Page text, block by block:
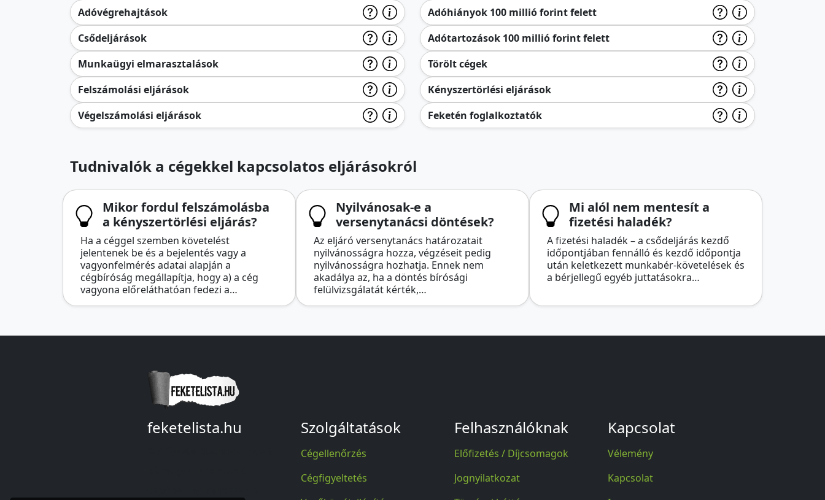
Adóvégrehajtások
Csődeljárások
Munkaügyi elmarasztalások
Felszámolási eljárások
Végelszámolási eljárások
Adóhiányok 100 millió forint felett
Adótartozások 100 millió forint felett
Törölt cégek
Kényszertörlési eljárások
Feketén foglalkoztatók
Tudnivalók a cégekkel kapcsolatos eljárásokról
Mikor fordul felszámolásba
a kényszertörlési eljárás?
Ha a céggel szemben követelést
jelentenek be és a bejelentés vagy a
vagyonfelmérés adatai alapján a
cégbíróság megállapítja, hogy a) a cég
vagyona előreláthatóan fedezi a…
Nyilvánosak-e a
versenytanácsi döntések?
Az eljáró versenytanács határozatait
nyilvánosságra hozza, végzéseit pedig
nyilvánosságra hozhatja. Ennek nem
akadálya az, ha a döntés bírósági
felülvizsgálatát kérték,…
Mi alól nem mentesít a
fizetési haladék?
A fizetési haladék – a csődeljárás kezdő
időpontjában fennálló és kezdő időpontja
után keletkezett munkabér-követelések és
a bérjellegű egyéb juttatásokra…
feketelista.hu Szolgáltatások
Cégellenőrzés
Cégfigyeltetés
Felhasználóknak
Előfizetés / Díjcsomagok
Jognyilatkozat
Kapcsolat
Vélemény
Kapcsolat